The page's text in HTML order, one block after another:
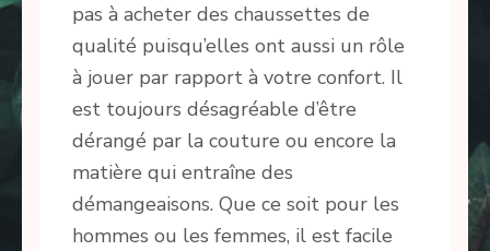
pas à acheter des chaussettes de
qualité puisqu’elles ont aussi un rôle
à jouer par rapport à votre confort. Il
est toujours désagréable d’être
dérangé par la couture ou encore la
matière qui entraîne des
démangeaisons. Que ce soit pour les
hommes ou les femmes, il est facile